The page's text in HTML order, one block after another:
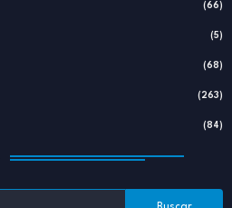
(66)
(5)
(68)
(263)
(84)